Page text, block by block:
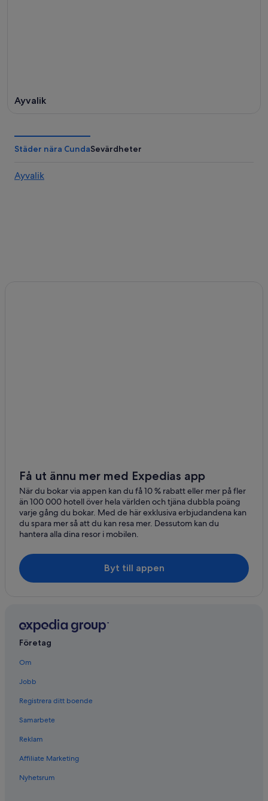
Ayvalik
Städer nära CundaSevärdheter
Ayvalik
Få ut ännu mer med Expedias app
När du bokar via appen kan du få 10 % rabatt eller mer på fler
än 100 000 hotell över hela världen och tjäna dubbla poäng
varje gång du bokar. Med de här exklusiva erbjudandena kan
du spara mer så att du kan resa mer. Dessutom kan du
hantera alla dina resor i mobilen.
Byt till appen
Företag
Om
Jobb
Registrera ditt boende
Samarbete
Reklam
Affiliate Marketing
Nyhetsrum